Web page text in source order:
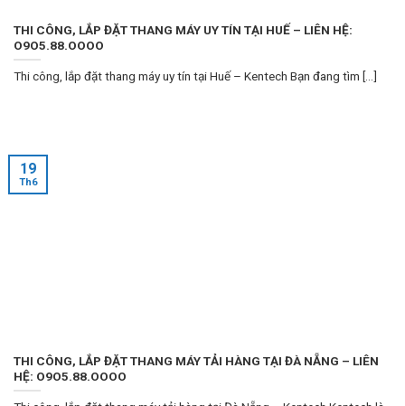
THI CÔNG, LẮP ĐẶT THANG MÁY UY TÍN TẠI HUẾ – LIÊN HỆ:
O9O5.88.OOOO
Thi công, lắp đặt thang máy uy tín tại Huế – Kentech Bạn đang tìm [...]
THI CÔNG, LẮP ĐẶT THANG MÁY TẢI HÀNG TẠI ĐÀ NẴNG – LIÊN
HỆ: O9O5.88.OOOO
19
Th6